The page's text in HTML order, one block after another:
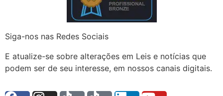
Siga-nos nas Redes Sociais
E atualize-se sobre alterações em Leis e notícias que
podem ser de seu interesse, em nossos canais digitais.